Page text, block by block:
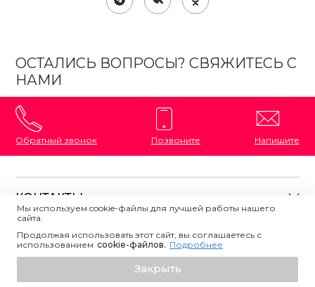
Добавить в корзину
ОСТАЛИСЬ ВОПРОСЫ? СВЯЖИТЕСЬ С
НАМИ
Обратный звонок Позвоните Напишите
КОНТАКТЫ
8 (800) 333-87-72
Напишите нам
ПОЛЕЗНАЯ ИНФОРМАЦИЯ
О магазине
Политика конфиденциальности
Мы используем cookie-файлы для лучшей работы нашего
сайта.
Продолжая использовать этот сайт, вы соглашаетесь с
использованием сookie-файлов. Подробнее
Закрыть